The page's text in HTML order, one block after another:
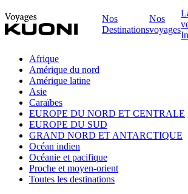
Nos
Destinations
Nos
voyages
Afrique
Amérique du nord
Amérique latine
Asie
Caraïbes
EUROPE DU NORD ET CENTRALE
EUROPE DU SUD
GRAND NORD ET ANTARCTIQUE
Océan indien
Océanie et pacifique
Proche et moyen-orient
Toutes les destinations